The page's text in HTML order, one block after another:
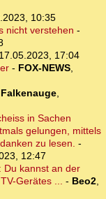
10:35
nicht verstehen -
17.05.2023, 17:04
- FOX-NEWS,
Falkenauge,
in Sachen
gelungen, mittels
zu lesen. -
12:47
Du kannst an der
Gerätes ...
- Beo2